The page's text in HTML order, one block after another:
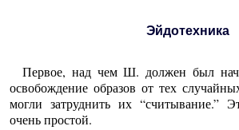
Эйдотехника
Первое, над чем Ш. должен был
освобождение образов от тех
могли затруднить их “считывание.”
очень простой.